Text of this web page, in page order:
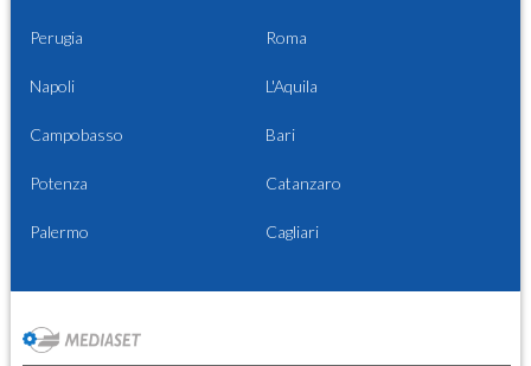
Perugia Roma
Napoli L'Aquila
Campobasso Bari
Potenza Catanzaro
Palermo Cagliari